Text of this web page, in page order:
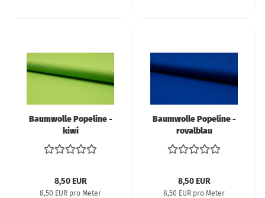
Baumwolle Popeline -
kiwi
8,50 EUR
8,50 EUR pro Meter
Baumwolle Popeline -
royalblau
8,50 EUR
8,50 EUR pro Meter